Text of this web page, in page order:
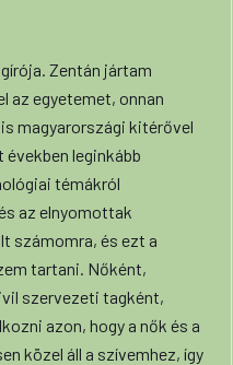
Zentán jártam
az egyetemet, onnan
magyarországi kitérővel
leginkább
témákról
az elnyomottak
számomra, és ezt a
tartani. Nőként,
szervezeti tagként,
azon, hogy a nők és a
közel áll a szívemhez, így